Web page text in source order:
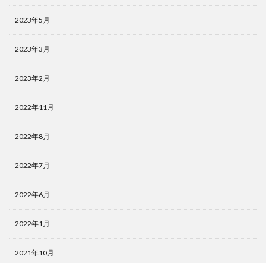
2023年5月
2023年3月
2023年2月
2022年11月
2022年8月
2022年7月
2022年6月
2022年1月
2021年10月